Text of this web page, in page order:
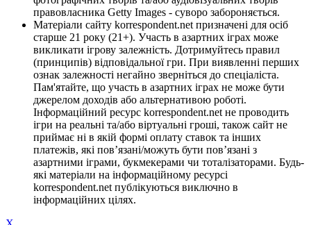
правовласника Getty Images - суворо забороняється.
Матеріали сайту korrespondent.net призначені для осіб
старше 21 року (21+). Участь в азартних іграх може
викликати ігрову залежність. Дотримуйтесь правил
(принципів) відповідальної гри. При виявленні перших
ознак залежності негайно зверніться до спеціаліста.
Пам'ятайте, що участь в азартних іграх не може бути
джерелом доходів або альтернативою роботі.
Інформаційний ресурс korrespondent.net не проводить
ігри на реальні та/або віртуальні гроші, також сайт не
приймає ні в якій формі оплату ставок та інших
платежів, які пов’язані/можуть бути пов’язані з
азартними іграми, букмекерами чи тоталізаторами. Будь-
які матеріали на інформаційному ресурсі
korrespondent.net публікуються виключно в
інформаційних цілях.